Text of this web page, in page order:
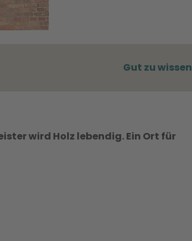
Gut zu wissen
wird Holz lebendig. Ein Ort für